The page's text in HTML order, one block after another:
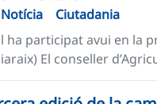
Notícia
Ciutadania
ha participat avui en la
El conseller